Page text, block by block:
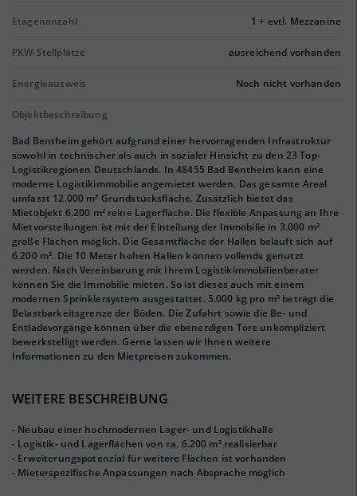
Etagenanzahl 1 + evtl. Mezzanine
PKW-Stellplätze ausreichend vorhanden
Energieausweis Noch nicht vorhanden
Objektbeschreibung
Bad Bentheim gehört aufgrund einer hervorragenden Infrastruktur
sowohl in technischer als auch in sozialer Hinsicht zu den 23 Top-
Logistikregionen Deutschlands. In 48455 Bad Bentheim kann eine
moderne Logistikimmobilie angemietet werden. Das gesamte Areal
umfasst 12.000 m² Grundstücksfläche. Zusätzlich bietet das
Mietobjekt 6.200 m² reine Lagerfläche. Die flexible Anpassung an Ihre
Mietvorstellungen ist mit der Einteilung der Immobilie in 3.000 m²
große Flächen möglich. Die Gesamtfläche der Hallen beläuft sich auf
6.200 m². Die 10 Meter hohen Hallen können vollends genutzt
werden. Nach Vereinbarung mit Ihrem Logistikimmobilienberater
können Sie die Immobilie mieten. So ist dieses auch mit einem
modernen Sprinklersystem ausgestattet. 5.000 kg pro m² beträgt die
Belastbarkeitsgrenze der Böden. Die Zufahrt sowie die Be- und
Entladevorgänge können über die ebenerdigen Tore unkompliziert
bewerkstelligt werden. Gerne lassen wir Ihnen weitere
Informationen zu den Mietpreisen zukommen.
WEITERE BESCHREIBUNG
- Neubau einer hochmodernen Lager- und Logistikhalle
- Logistik- und Lagerflächen von ca. 6.200 m² realisierbar
- Erweiterungspotenzial für weitere Flächen ist vorhanden
- Mieterspezifische Anpassungen nach Absprache möglich